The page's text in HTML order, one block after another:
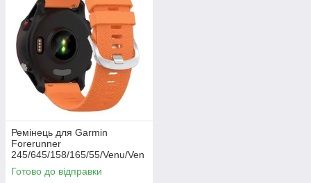
Ремінець для Garmin
Forerunner
245/645/158/165/55/Venu/Ven
u2/Vivoactive 3/5
(помаранчевий)
Готово до відправки